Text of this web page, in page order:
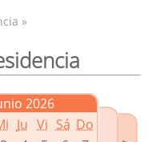
»
2026
Ju Vi Sá Do